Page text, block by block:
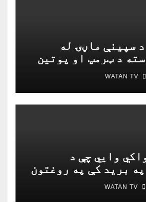
سپینې ماڼۍ له
د ټرمپ او پوتین
کې د ګډون لپاره
وايي چې د
برید کې په روغتون
باندې د ۱۵ کسانو په ګډون څلور
شوي دي